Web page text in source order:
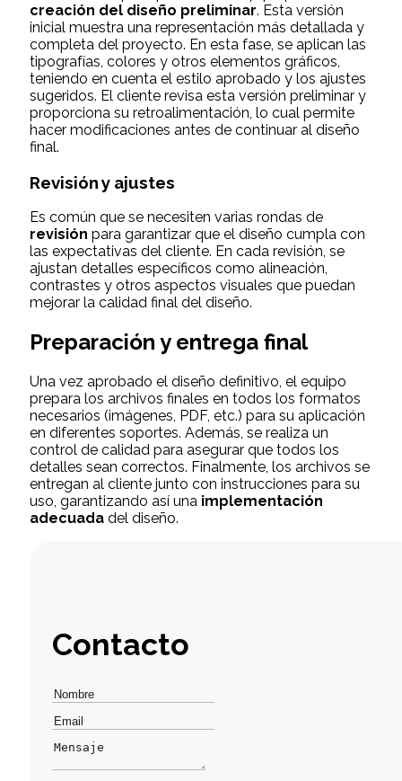
creación del diseño preliminar. Esta versión
inicial muestra una representación más detallada y
completa del proyecto. En esta fase, se aplican las
tipografías, colores y otros elementos gráficos,
teniendo en cuenta el estilo aprobado y los ajustes
sugeridos. El cliente revisa esta versión preliminar y
proporciona su retroalimentación, lo cual permite
hacer modificaciones antes de continuar al diseño
final.
Revisión y ajustes
Es común que se necesiten varias rondas de
revisión para garantizar que el diseño cumpla con
las expectativas del cliente. En cada revisión, se
ajustan detalles específicos como alineación,
contrastes y otros aspectos visuales que puedan
mejorar la calidad final del diseño.
Preparación y entrega final
Una vez aprobado el diseño definitivo, el equipo
prepara los archivos finales en todos los formatos
necesarios (imágenes, PDF, etc.) para su aplicación
en diferentes soportes. Además, se realiza un
control de calidad para asegurar que todos los
detalles sean correctos. Finalmente, los archivos se
entregan al cliente junto con instrucciones para su
uso, garantizando así una implementación
adecuada del diseño.
Contacto